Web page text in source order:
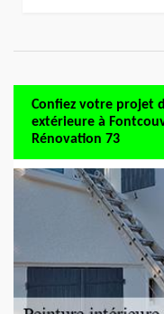
Confiez votre projet
extérieure à
Rénovation 73